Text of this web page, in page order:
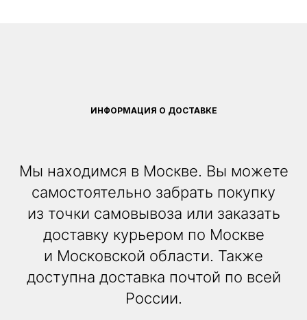
ИНФОРМАЦИЯ О ДОСТАВКЕ
Мы находимся в Москве. Вы можете
самостоятельно забрать покупку
из точки самовывоза или заказать
доставку курьером по Москве
и Московской области. Также
доступна доставка почтой по всей
России.